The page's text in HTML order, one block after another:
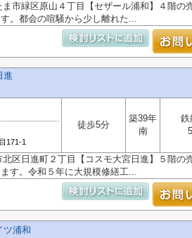
市緑区原山４丁目【セザール浦和】４階の
。都会の喧騒から少し離れた...
進
171-1
徒歩5分
築39年
南
鉄
区日進町２丁目【コスモ大宮日進】５階の
す。令和５年に大規模修繕工...
浦和